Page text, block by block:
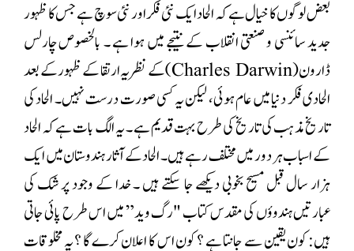
بعض لوگوں کا خیال ہے کہ الحاد ایک نئی فکر اور نئی سوچ ہے جس کا ظہور
جدید سائنسی و صنعتی انقلاب کے نتیجے میں ہوا ہے ۔ بالخصوص چارلس
ڈارون(Charles Darwin) کے نظریہ ارتقا کے ظہور کے بعد
الحادی فکر دنیا میں عام ہوئی، لیکن یہ کسی صورت درست نہیں۔ الحاد کی
تاریخ مذہب کی تاریخ کی طرح بہت قدیم ہے ۔ یہ الگ بات ہے کہ الحاد
کے اسباب ہر دور میں مختلف رہے ہیں۔ الحاد کے آثار ہندوستان میں ایک
ہزار سال قبل مسیح بخوبی دیکھے جا سکتے ہیں ۔ خدا کے وجود پر شک کی
عبارتیں ہندوؤں کی مقدس کتاب "رگ وید” میں اس طرح پائی جاتی
ہیں: کون یقین سے جانتا ہے ؟ کون اس کا اعلان کرے گا ؟ یہ مخلوقات